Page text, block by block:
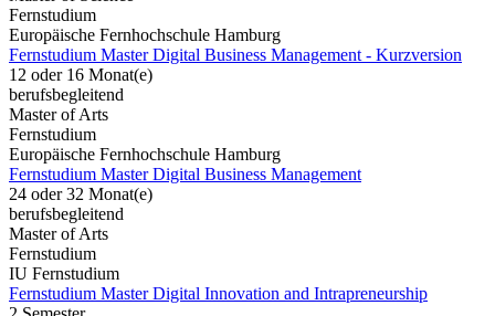
Fernstudium
Europäische Fernhochschule Hamburg
Fernstudium Master Digital Business Management - Kurzversion
12 oder 16 Monat(e)
berufsbegleitend
Master of Arts
Fernstudium
Europäische Fernhochschule Hamburg
Fernstudium Master Digital Business Management
24 oder 32 Monat(e)
berufsbegleitend
Master of Arts
Fernstudium
IU Fernstudium
Fernstudium Master Digital Innovation and Intrapreneurship